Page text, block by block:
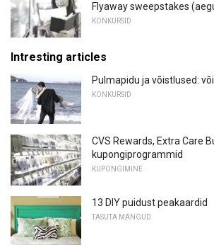
Flyaway sweepstakes
KONKURSID
Intresting articles
Pulmapidu ja võistlused:
KONKURSID
CVS Rewards, Extra Care
kupongiprogrammid
KUPONGIMINE
13 DIY puidust peakaardid
TASUTA MÄNGUD